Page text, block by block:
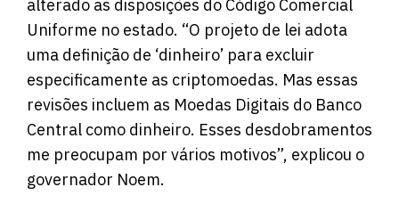
alterado as disposições do Código Comercial
Uniforme no estado. “O projeto de lei adota
uma definição de ‘dinheiro’ para excluir
especificamente as criptomoedas. Mas essas
revisões incluem as Moedas Digitais do Banco
Central como dinheiro. Esses desdobramentos
me preocupam por vários motivos”, explicou o
governador Noem.